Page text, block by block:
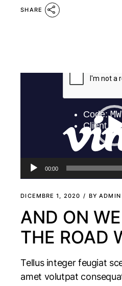
SHARE
00:00
DICEMBRE 1, 2020 BY ADMIN
AND ON
THE ROAD
Tellus integer feugiat
amet volutpat